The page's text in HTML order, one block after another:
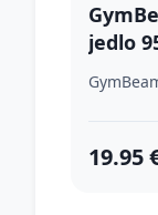
jedlo
19.95